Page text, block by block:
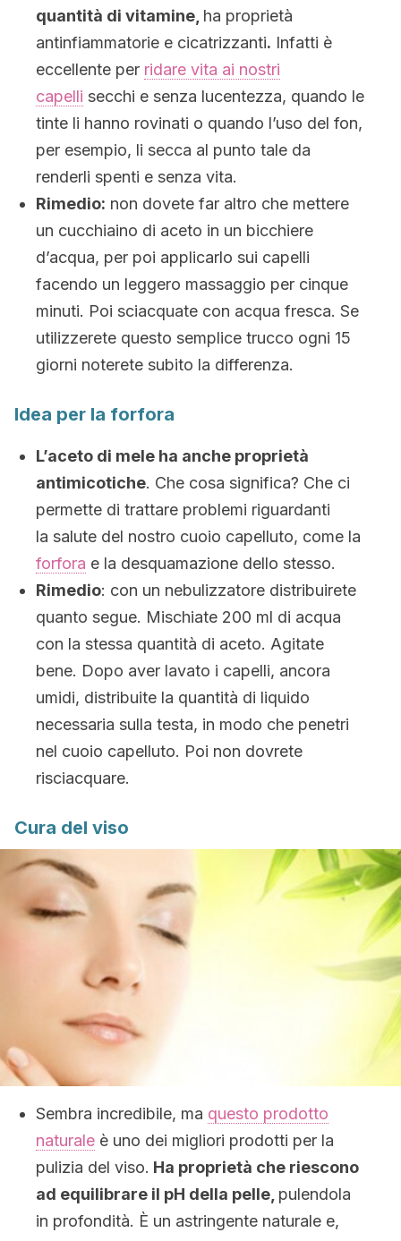
quantità di vitamine, ha proprietà
antinfiammatorie e cicatrizzanti. Infatti è
eccellente per ridare vita ai nostri
capelli secchi e senza lucentezza, quando le
tinte li hanno rovinati o quando l’uso del fon,
per esempio, li secca al punto tale da
renderli spenti e senza vita.
Rimedio: non dovete far altro che mettere
un cucchiaino di aceto in un bicchiere
d’acqua, per poi applicarlo sui capelli
facendo un leggero massaggio per cinque
minuti. Poi sciacquate con acqua fresca. Se
utilizzerete questo semplice trucco ogni 15
giorni noterete subito la differenza.
Idea per la forfora
L’aceto di mele ha anche proprietà
antimicotiche. Che cosa significa? Che ci
permette di trattare problemi riguardanti
la salute del nostro cuoio capelluto, come la
forfora e la desquamazione dello stesso.
Rimedio: con un nebulizzatore distribuirete
quanto segue. Mischiate 200 ml di acqua
con la stessa quantità di aceto. Agitate
bene. Dopo aver lavato i capelli, ancora
umidi, distribuite la quantità di liquido
necessaria sulla testa, in modo che penetri
nel cuoio capelluto. Poi non dovrete
risciacquare.
Cura del viso
Sembra incredibile, ma questo prodotto
naturale è uno dei migliori prodotti per la
pulizia del viso. Ha proprietà che riescono
ad equilibrare il pH della pelle, pulendola
in profondità. È un astringente naturale e,